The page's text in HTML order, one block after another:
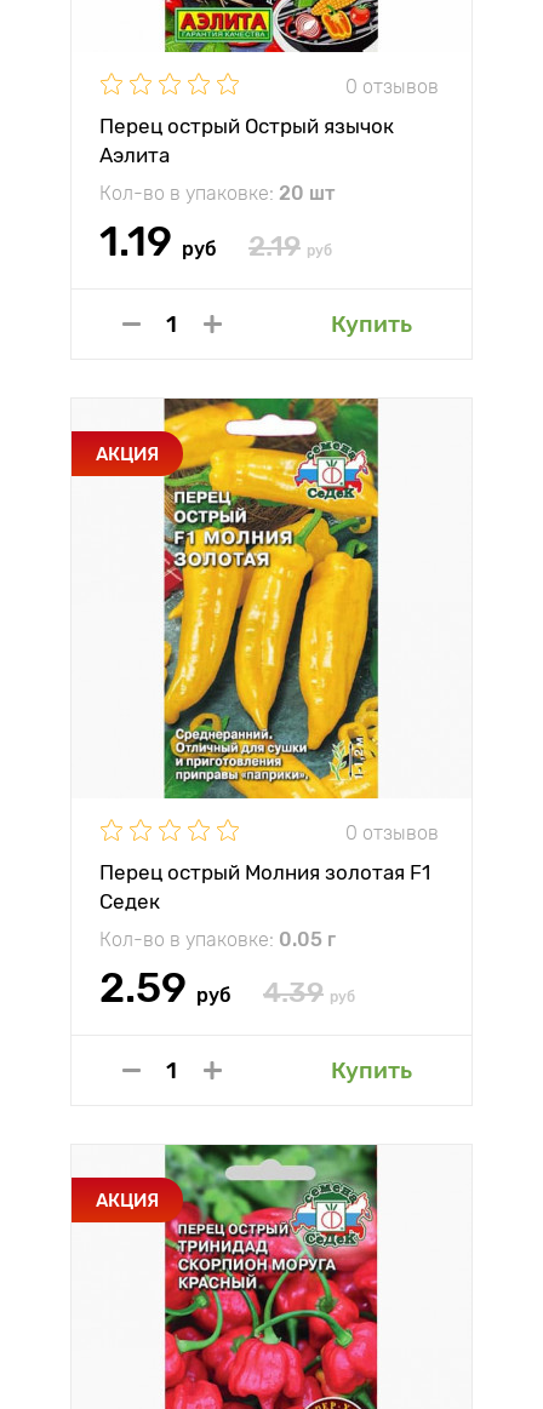
0 отзывов
Перец острый Острый язычок
Аэлита
Кол-во в упаковке: 20 шт
1.19 руб 2.19 руб
Купить
АКЦИЯ
0 отзывов
Перец острый Молния золотая F1
Седек
Кол-во в упаковке: 0.05 г
2.59 руб 4.39 руб
Купить
АКЦИЯ